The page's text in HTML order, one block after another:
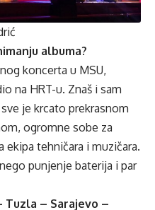
albuma?
koncerta u MSU,
na HRT-u. Znaš i sam
je krcato prekrasnom
ogromne sobe za
ekipa tehničara i muzičara.
punjenje baterija i par
Tuzla – Sarajevo –